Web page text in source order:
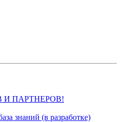
ПАРТНЕРОВ!
знаний (в разработке)